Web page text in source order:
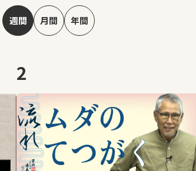
週間 月間 年間
2